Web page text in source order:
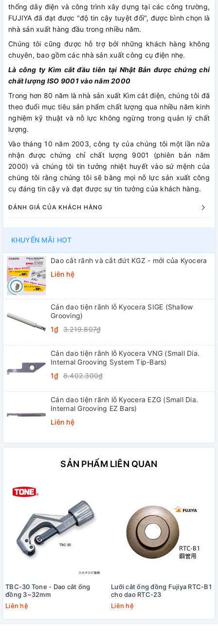
thống dây điện và công trình xây dựng tại các công trường,
FUJIYA đã đạt được "độ tin cậy tuyệt đối", được bình chọn là
nhà sản xuất hàng đầu trong nhiều năm.
Chúng tôi cũng được hỗ trợ bởi những khách hàng không
chuyên, bao gồm các nhà sản xuất công cụ điện nhẹ.
Là công ty Kìm cắt đầu tiên tại Nhật Bản được chứng chỉ
chất lượng ISO 9001 vào năm 2000
Trong hơn 80 năm là nhà sản xuất Kìm cắt điện, chúng tôi đã
theo đuổi mục tiêu sản phẩm chất lượng qua nhiều năm kinh
nghiệm kỹ thuật và nỗ lực không ngừng trong quản lý chất
lượng.
Vào tháng 10 năm 2003, công ty của chúng tôi một lần nữa
nhận được chứng chỉ chất lượng 9001 (phiên bản năm
2000) và chúng tôi tin tưởng nhiệt huyết vào sứ mệnh của
chúng tôi rằng chúng tôi sẽ bằng mọi nỗ lực sản xuất công
cụ đáng tin cậy và đạt được sự tin tưởng của khách hàng.
ĐÁNH GIÁ CỦA KHÁCH HÀNG
KHUYẾN MÃI HOT
Dao cắt rãnh và cắt đứt KGZ - mới của Kyocera
Liên hệ
Cán dao tiện rãnh lỗ Kyocera SIGE (Shallow
Grooving)
1₫ 3.219.807₫
Cán dao tiện rãnh lỗ Kyocera VNG (Small Dia.
Internal Grooving System Tip-Bars)
1₫ 8.402.300₫
Cán dao tiện rãnh lỗ Kyocera EZG (Small Dia.
Internal Grooving EZ Bars)
Liên hệ
SẢN PHẨM LIÊN QUAN
TBC-30 Tone - Dao cắt ống
đồng 3~32mm
Liên hệ
Lưỡi cắt ống đồng Fujiya RTC-B1
cho dao RTC-23
Liên hệ